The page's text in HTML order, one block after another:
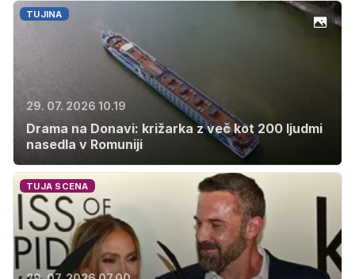
TUJINA
29. 07. 2026 10.19
Drama na Donavi: križarka z več kot 200 ljudmi
nasedla v Romuniji
TUJA SCENA